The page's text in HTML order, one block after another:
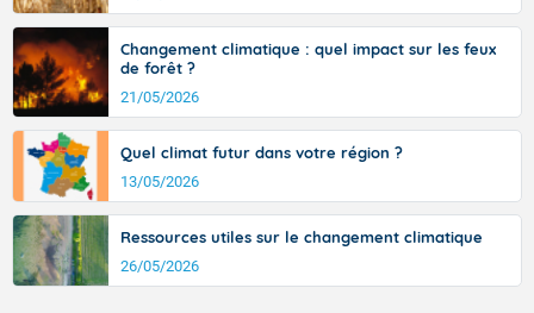
Fermer
Changement climatique : quel impact sur les feux
de forêt ?
21/05/2026
Quel climat futur dans votre région ?
13/05/2026
Ressources utiles sur le changement climatique
26/05/2026